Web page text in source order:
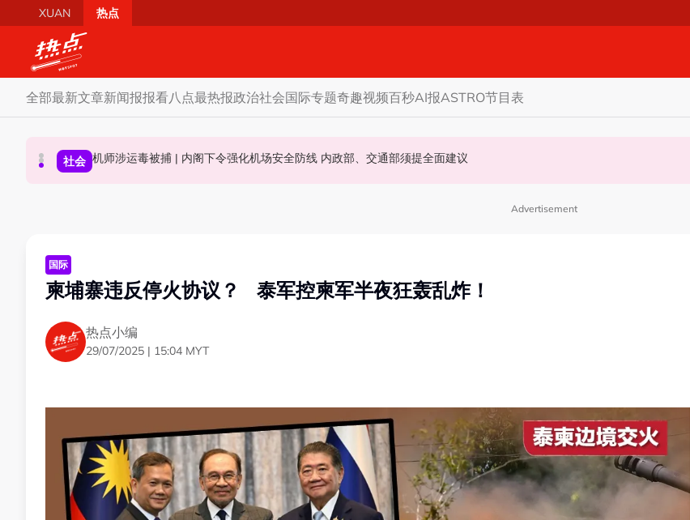
Skip to main content
XUAN 热点
全部最新文章新闻报报看八点最热报政治社会国际专题奇趣视频百秒AI报ASTRO节目表
政治 反驳伊党“土团自动退出论” 慕尤丁前机要秘书晒章程打脸
社会 机师涉运毒被捕 | 内阁下令强化机场安全防线 内政部、交通部须提全面建议
政治 马六甲州选 | 甲州选席谈判现空间？ 法米：国阵开放态度值得探讨
Advertisement
国际
柬埔寨违反停火协议？ 泰军控柬军半夜狂轰乱炸！
热点小编
29/07/2025 | 15:04 MYT